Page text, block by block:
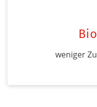
weniger